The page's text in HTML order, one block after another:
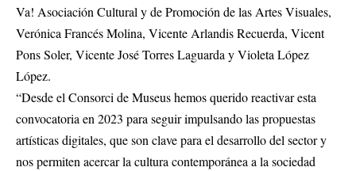
Va! Asociación Cultural y de Promoción de las Artes Visuales,
Verónica Francés Molina, Vicente Arlandis Recuerda, Vicent
Pons Soler, Vicente José Torres Laguarda y Violeta López
López.
“Desde el Consorci de Museus hemos querido reactivar esta
convocatoria en 2023 para seguir impulsando las propuestas
artísticas digitales, que son clave para el desarrollo del sector y
nos permiten acercar la cultura contemporánea a la sociedad